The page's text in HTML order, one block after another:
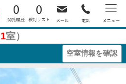
0 0
1室）
空室情報を確認